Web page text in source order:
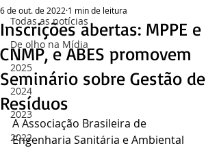
Todas as notícias
De olho na Mídia
2025
2024
2023
2022
Inscrições abertas: MPPE e
CNMP, e ABES promovem
Seminário sobre Gestão de
Resíduos
6 de out. de 2022 1 min de leitura
A Associação Brasileira de
Engenharia Sanitária e Ambiental